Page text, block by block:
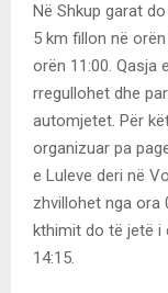
Në Shkup garat
5 km fillon në
orën 11:00. Qasja
rregullohet dhe
automjetet. Për
organizuar pa
e Luleve deri në
zhvillohet nga ora
kthimit do të jetë i
14:15.